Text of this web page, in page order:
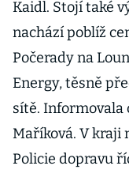
Kaidl. Stojí také
nachází poblíž
Počerady na
Energy, těsně
sítě. Informovala
Maříková. V kraji
Policie dopravu